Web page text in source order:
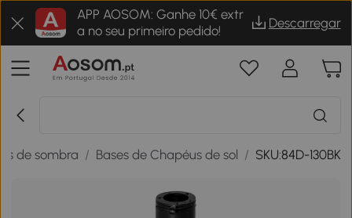
APP AOSOM: Ganhe 10€ extr
a no seu primeiro pedido!
Descarregar
de sombra / Bases de Chapéus de sol / SKU:84D-130BK